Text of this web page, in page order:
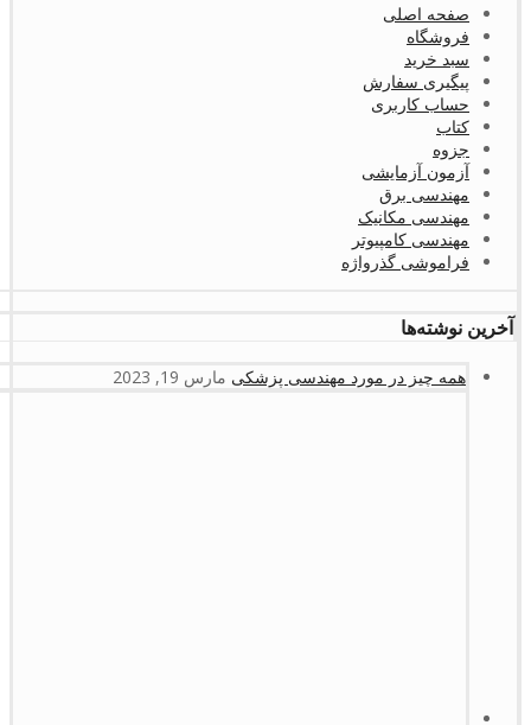
صفحه اصلی
فروشگاه
سبد خرید
پیگیری سفارش
حساب کاربری
کتاب
جزوه
آزمون آزمایشی
مهندسی برق
مهندسی مکانیک
مهندسی کامپیوتر
فراموشی گذرواژه
آخرین نوشته‌ها
همه چیز در مورد مهندسی پزشکی مارس 19, 2023